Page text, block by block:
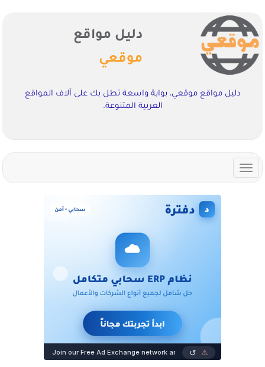
دليل مواقع
موقعي
دليل مواقع موقعي، بوابة واسعة تطل بك على آلاف المواقع
العربية المتنوعة.
Toggle
navigation